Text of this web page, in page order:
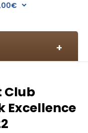
Club
Excellence